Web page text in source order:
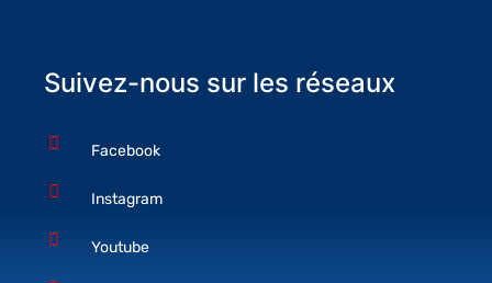
Suivez-nous sur les réseaux
Facebook
Instagram
Youtube